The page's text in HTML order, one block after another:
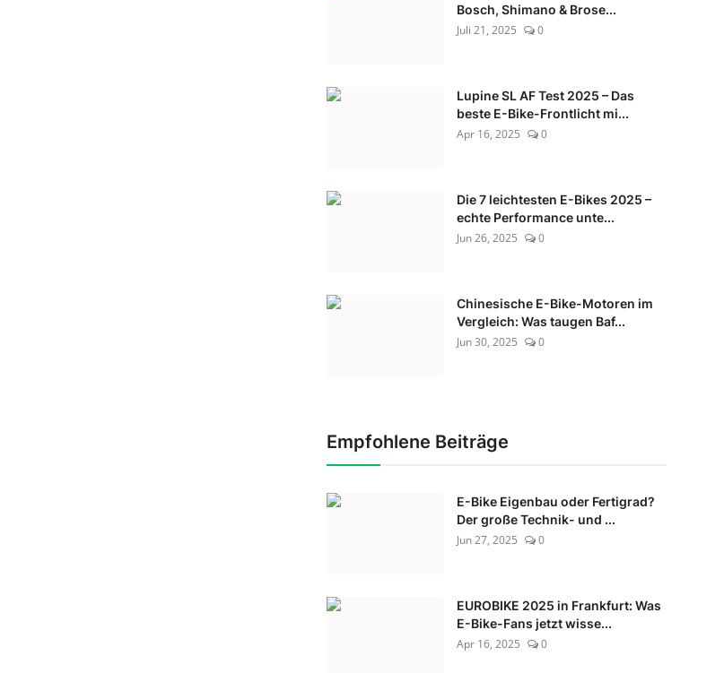
Bosch, Shimano & Brose...
Juli 21, 2025
0
Lupine SL AF Test 2025 – Das
beste E-Bike-Frontlicht mi...
Apr 16, 2025
0
Die 7 leichtesten E-Bikes 2025 –
echte Performance unte...
Jun 26, 2025
0
Chinesische E-Bike-Motoren im
Vergleich: Was taugen Baf...
Jun 30, 2025
0
Empfohlene Beiträge
E-Bike Eigenbau oder Fertigrad?
Der große Technik- und ...
Jun 27, 2025
0
EUROBIKE 2025 in Frankfurt: Was
E-Bike-Fans jetzt wisse...
Apr 16, 2025
0